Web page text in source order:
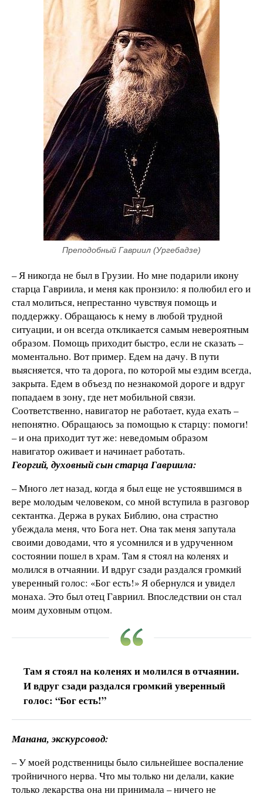
Преподобный Гавриил (Ургебадзе)
– Я никогда не был в Грузии. Но мне подарили икону
старца Гавриила, и меня как пронзило: я полюбил его и
стал молиться, непрестанно чувствуя помощь и
поддержку. Обращаюсь к нему в любой трудной
ситуации, и он всегда откликается самым невероятным
образом. Помощь приходит быстро, если не сказать –
моментально. Вот пример. Едем на дачу. В пути
выясняется, что та дорога, по которой мы ездим всегда,
закрыта. Едем в объезд по незнакомой дороге и вдруг
попадаем в зону, где нет мобильной связи.
Соответственно, навигатор не работает, куда ехать –
непонятно. Обращаюсь за помощью к старцу: помоги!
– и она приходит тут же: неведомым образом
навигатор оживает и начинает работать.
Георгий, духовный сын старца Гавриила:
– Много лет назад, когда я был еще не устоявшимся в
вере молодым человеком, со мной вступила в разговор
сектантка. Держа в руках Библию, она страстно
убеждала меня, что Бога нет. Она так меня запутала
своими доводами, что я усомнился и в удрученном
состоянии пошел в храм. Там я стоял на коленях и
молился в отчаянии. И вдруг сзади раздался громкий
уверенный голос: «Бог есть!» Я обернулся и увидел
монаха. Это был отец Гавриил. Впоследствии он стал
моим духовным отцом.
Там я стоял на коленях и молился в отчаянии.
И вдруг сзади раздался громкий уверенный
голос: “Бог есть!”
Манана, экскурсовод:
– У моей родственницы было сильнейшее воспаление
тройничного нерва. Что мы только ни делали, какие
только лекарства она ни принимала – ничего не